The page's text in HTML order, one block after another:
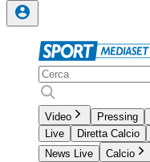
Video Pressing
Live
Diretta Calcio
News Live
Calcio